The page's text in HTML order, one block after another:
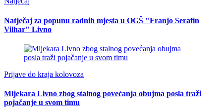
Natječaj za popunu radnih mjesta u OGŠ "Franjo Serafin
Vilhar" Livno
Prijave do kraja kolovoza
Mljekara Livno zbog stalnog povećanja obujma posla traži
pojačanje u svom timu